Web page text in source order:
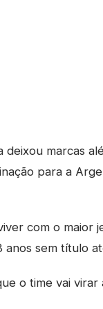
marcas
para a
com o maior
sem título
o time vai virar